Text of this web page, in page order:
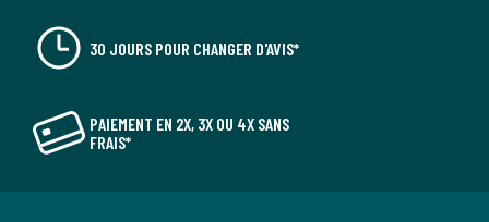
30 JOURS POUR CHANGER D'AVIS*
PAIEMENT EN 2X, 3X OU 4X SANS
FRAIS*